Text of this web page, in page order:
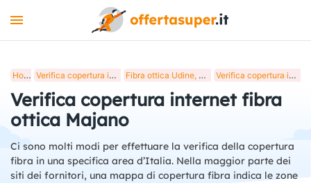
MOBILE
LUCE E GAS
STREAMING
STRUMENTI +
Home Verifica copertura internet fibra ottica in Italia Fibra ottica Udine, verifica copertura internet Verifica copertura internet fibra ottica Majano
Verifica copertura internet fibra
ottica Majano
Ci sono molti modi per effettuare la verifica della copertura
fibra in una specifica area d’Italia. Nella maggior parte dei
siti dei fornitori, una mappa di copertura fibra indica le zone